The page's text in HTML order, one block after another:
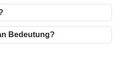
Bedeutung?